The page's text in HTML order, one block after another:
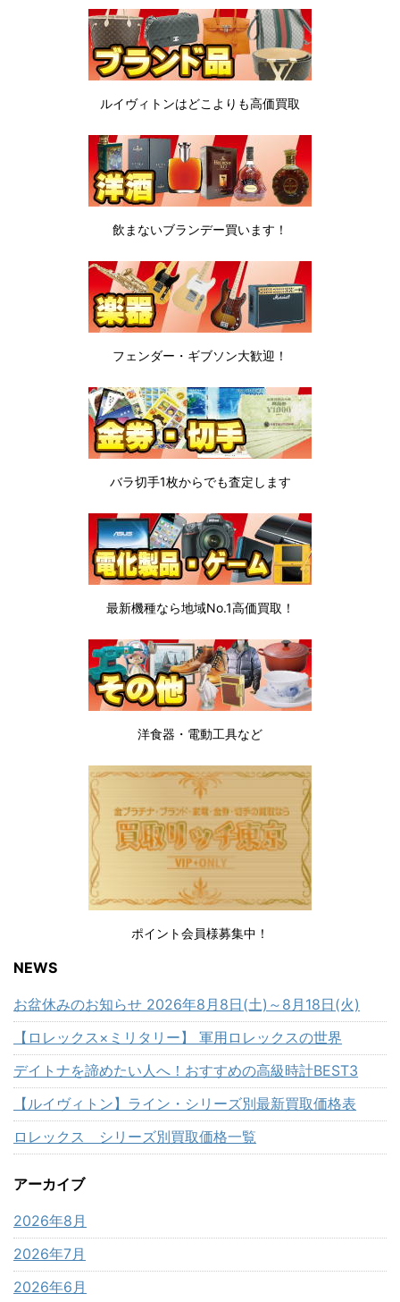
ルイヴィトンはどこよりも高価買取
飲まないブランデー買います！
フェンダー・ギブソン大歓迎！
バラ切手1枚からでも査定します
最新機種なら地域No.1高価買取！
洋食器・電動工具など
ポイント会員様募集中！
NEWS
お盆休みのお知らせ 2026年8月8日(土)～8月18日(火)
【ロレックス×ミリタリー】 軍用ロレックスの世界
デイトナを諦めたい人へ！おすすめの高級時計BEST3
【ルイヴィトン】ライン・シリーズ別最新買取価格表
ロレックス シリーズ別買取価格一覧
アーカイブ
2026年8月
2026年7月
2026年6月